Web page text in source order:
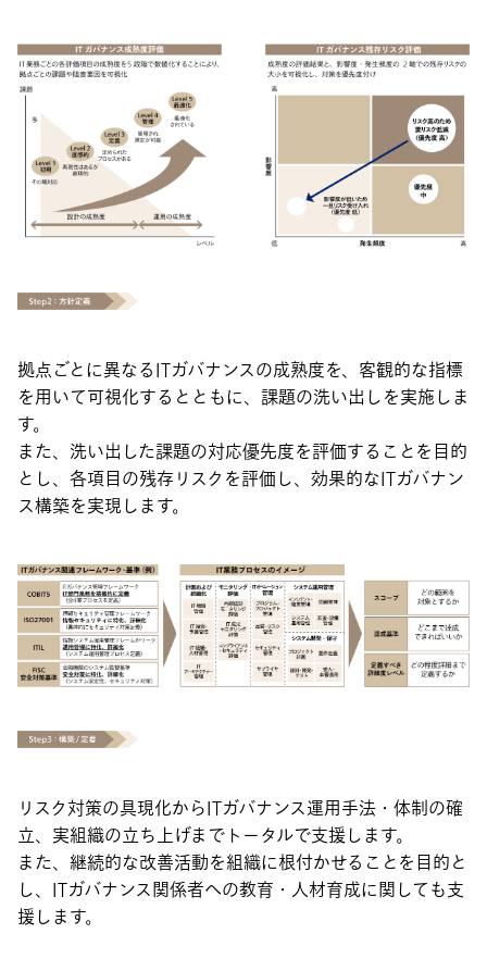
拠点ごとに異なるITガバナンスの成熟度を、客観的な指標
を用いて可視化するとともに、課題の洗い出しを実施しま
す。
また、洗い出した課題の対応優先度を評価することを目的
とし、各項目の残存リスクを評価し、効果的なITガバナン
ス構築を実現します。
リスク対策の具現化からITガバナンス運用手法・体制の確
立、実組織の立ち上げまでトータルで支援します。
また、継続的な改善活動を組織に根付かせることを目的と
し、ITガバナンス関係者への教育・人材育成に関しても支
援します。